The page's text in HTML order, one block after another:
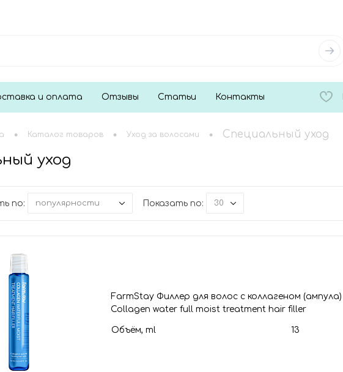
и оплата Отзывы Статьи Контакты
• Каталог товаров • Уход за волосами • Специальный уход
уход
по: популярности Показать по: 30
FarmStay Филлер для волос с коллагеном (ампула)
Collagen water full moist treatment hair filler
Объём, ml 13